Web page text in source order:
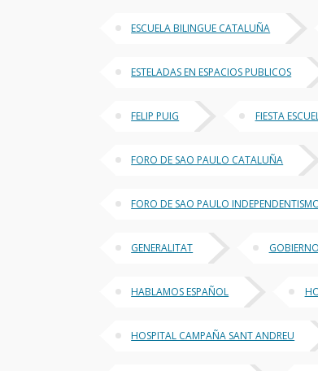
ESCUELA BILINGUE CATALUÑA
ESTELADAS EN ESPACIOS PUBLICOS
FELIP PUIG FIESTA
FORO DE SAO PAULO CATALUÑA
FORO DE SAO PAULO
GENERALITAT
HABLAMOS ESPAÑOL
HOSPITAL CAMPAÑA SANT ANDREU